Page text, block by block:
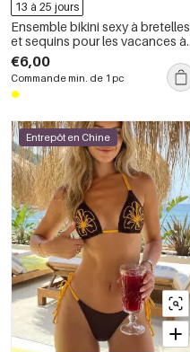
13 à 25 jours
Ensemble bikini sexy à bretelles
et sequins pour les vacances à
la plage
€6,00
Commande min. de 1 pc
Entrepôt en Chine